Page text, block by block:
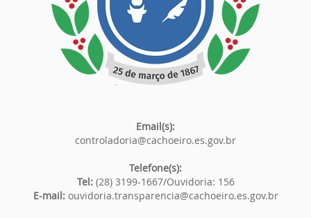
Email(s):
controladoria@cachoeiro.es.gov.br
Telefone(s):
Tel: (28) 3199-1667/Ouvidoria: 156
E-mail: ouvidoria.transparencia@cachoeiro.es.gov.br